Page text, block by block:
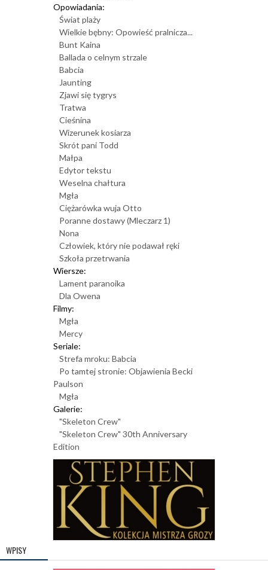
Opowiadania:
Świat plaży
Wielkie bębny: Opowieść pralnicza...
Bunt Kaina
Ballada o celnym strzale
Babcia
Jaunting
Zjawi się tygrys
Tratwa
Cieśnina
Wizerunek kosiarza
Skrót pani Todd
Małpa
Edytor tekstu
Weselna chałtura
Mgła
Ciężarówka wuja Otto
Poranne dostawy (Mleczarz 1)
Nona
Człowiek, który nie podawał ręki
Szkoła przetrwania
Wiersze:
Lament paranoika
Dla Owena
Filmy:
Mgła
Mercy
Seriale:
Strefa mroku: Babcia
Po tamtej stronie: Objawienia Becki
Paulson
Mgła
Galerie:
"Skeleton Crew"
"Skeleton Crew" 30th Anniversary
Edition
WPISY